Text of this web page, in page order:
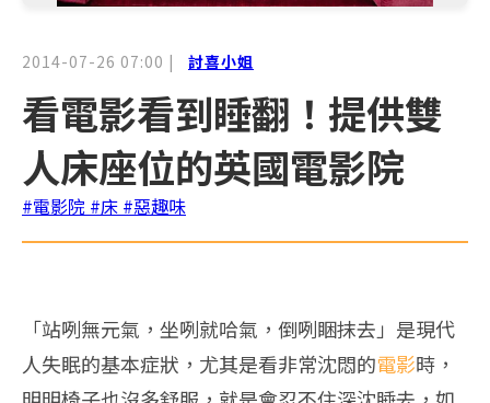
2014-07-26 07:00 | 討喜小姐
看電影看到睡翻！提供雙
人床座位的英國電影院
#電影院 #床 #惡趣味
「站咧無元氣，坐咧就哈氣，倒咧睏抹去」是現代
人失眠的基本症狀，尤其是看非常沈悶的電影時，